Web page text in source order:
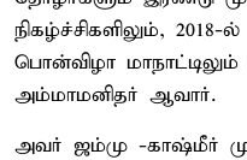
நிகழ்ச்சிகளிலும்,
பொன்விழா மாநாட்டிலும்
அம்மாமனிதர் ஆவார்.
அவர் ஜம்மு -காஷ்மீர்